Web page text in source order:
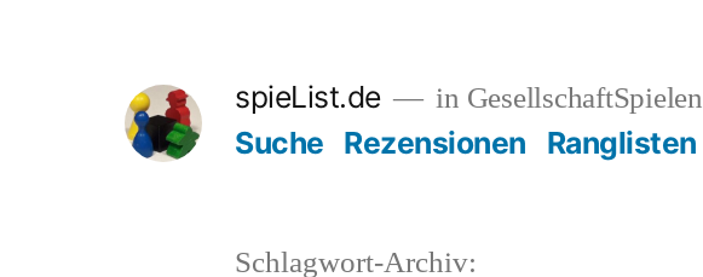
spieList.de in GesellschaftSpielen
Suche Rezensionen Ranglisten
Schlagwort-Archiv: